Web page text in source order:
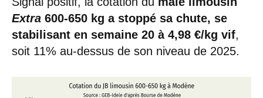
Extra 600-650 kg a stoppé sa chute, se
stabilisant en semaine 20 à 4,98 €/kg vif,
soit 11% au-dessus de son niveau de 2025.